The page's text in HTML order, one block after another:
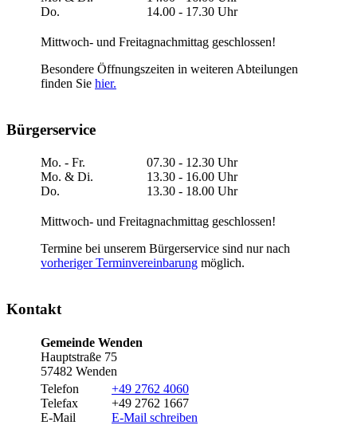
Do.
14.00 - 17.30 Uhr
Mittwoch- und Freitagnachmittag geschlossen!
Besondere Öffnungszeiten in weiteren Abteilungen
finden Sie hier.
Bürgerservice
Mo. - Fr.
Mo. & Di.
Do.
07.30 - 12.30 Uhr
13.30 - 16.00 Uhr
13.30 - 18.00 Uhr
Mittwoch- und Freitagnachmittag geschlossen!
Termine bei unserem Bürgerservice sind nur nach
vorheriger Terminvereinbarung möglich.
Kontakt
Gemeinde Wenden
Hauptstraße 75
57482 Wenden
Telefon
Telefax
E-Mail
+49 2762 4060
+49 2762 1667
E-Mail schreiben